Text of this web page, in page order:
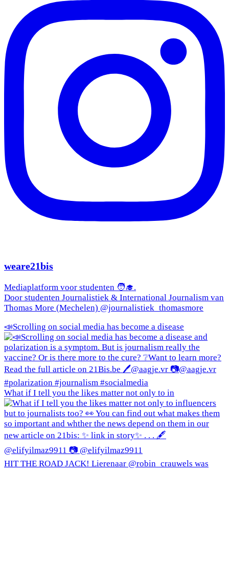
weare21bis
Mediaplatform voor studenten 🧑‍🎓.
Door studenten Journalistiek & International Journalism van
Thomas More (Mechelen) @journalistiek_thomasmore
📣Scrolling on social media has become a disease
What if I tell you the likes matter not only to in
HIT THE ROAD JACK! Lierenaar @robin_crauwels was